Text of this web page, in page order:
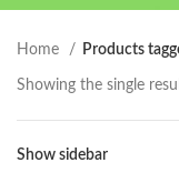
Home Products
Showing the single
Show sidebar